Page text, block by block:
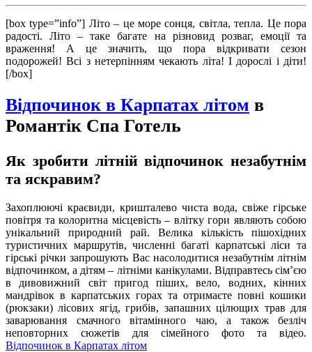
[box type=”info”] Літо – це море сонця, світла, тепла. Це пора
радості. Літо – таке багате на різновид розваг, емоції та
враження! А це значить, що пора відкривати сезон
подорожей! Всі з нетерпінням чекають літа! І дорослі і діти!
[/box]
Відпочинок в Карпатах літом в
Романтік Спа Готель
Як зробити літній відпочинок незабутнім
та яскравим?
Захоплюючі краєвиди, кришталево чиста вода, свіже гірське
повітря та колоритна місцевість – влітку гори являють собою
унікальний природний рай. Велика кількість пішохідних
туристичних маршрутів, численні багаті карпатські ліси та
гірські річки запрошують Вас насолодитися незабутнім літнім
відпочинком, а дітям – літніми канікулами. Відправтесь сім’єю
в дивовижний світ пригод піших, вело, водних, кінних
мандрівок в карпатських горах та отримаєте повні кошики
(рюкзаки) лісових ягід, грибів, запашних цілющих трав для
заварювання смачного вітамінного чаю, а також безліч
неповторних сюжетів для сімейного фото та відео.
Відпочинок в Карпатах літом